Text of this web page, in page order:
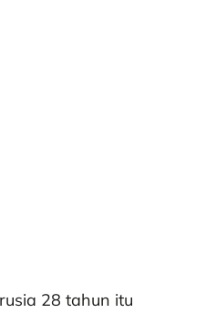
28 tahun itu